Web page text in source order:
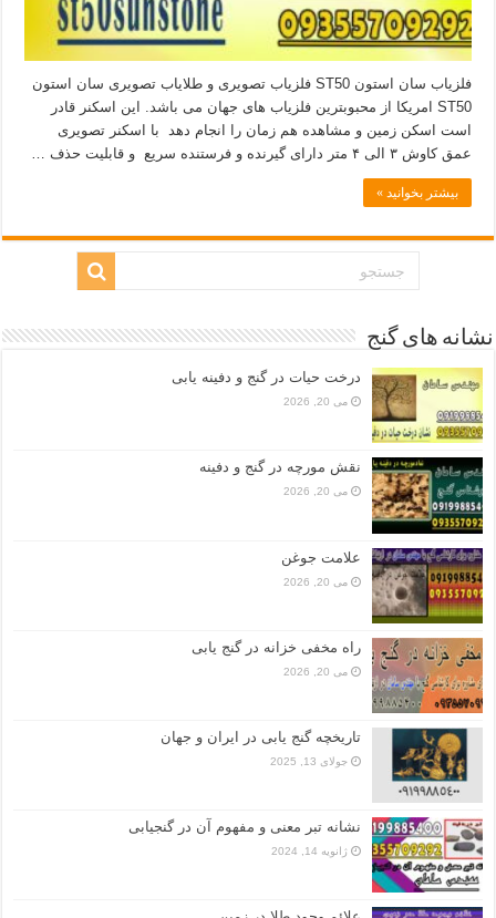
فلزیاب سان استون ST50 فلزیاب تصویری و طلایاب تصویری سان استون
ST50 امریکا از محبوبترین فلزیاب های جهان می باشد. این اسکنر قادر
است اسکن زمین و مشاهده هم زمان را انجام دهد با اسکنر تصویری
عمق کاوش ۳ الی ۴ متر دارای گیرنده و فرستنده سریع و قابلیت حذف …
بیشتر بخوانید »
نشانه های گنج
درخت حیات در گنج و دفینه یابی
می 20, 2026
نقش مورچه در گنج و دفینه
می 20, 2026
علامت جوغن
می 20, 2026
راه مخفی خزانه در گنج یابی
می 20, 2026
تاریخچه گنج‌ یابی در ایران و جهان
جولای 13, 2025
نشانه تبر معنی و مفهوم آن در گنجیابی
ژانویه 14, 2024